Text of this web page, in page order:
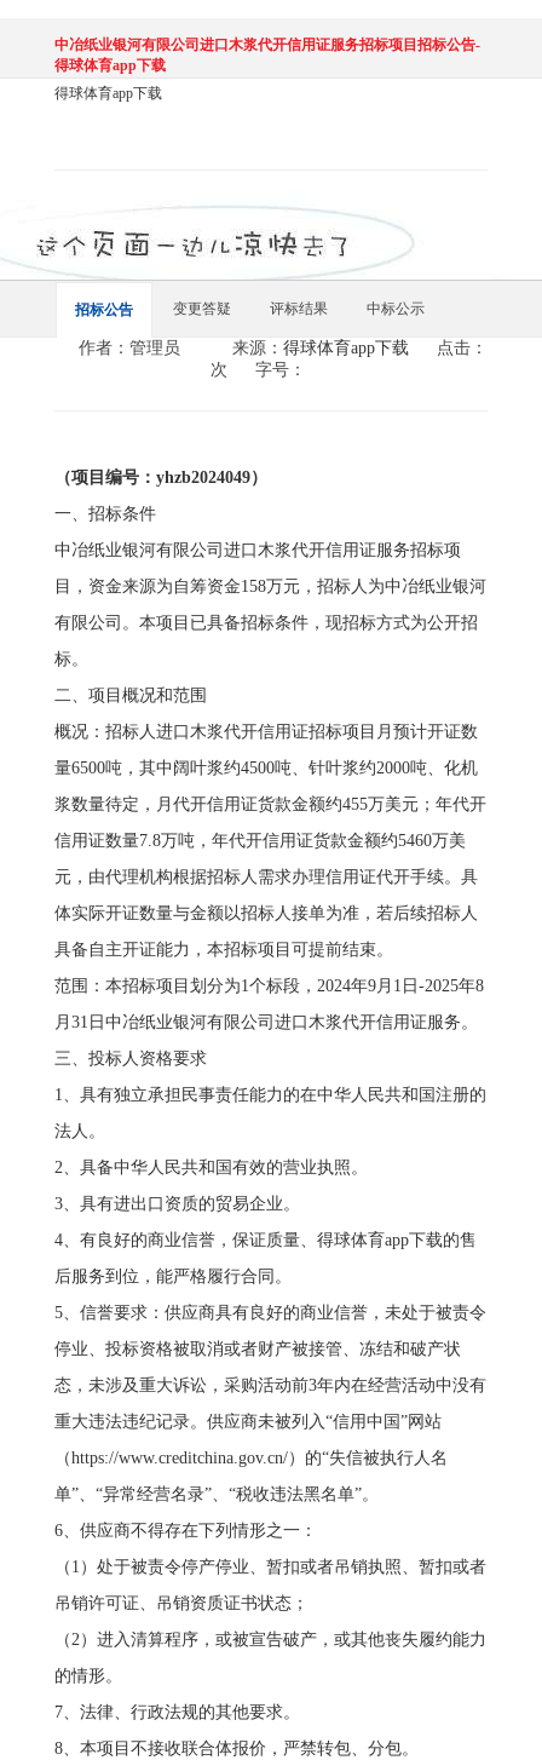
中冶纸业银河有限公司进口木浆代开信用证服务招标项目招标公告-
得球体育app下载
得球体育app下载
招标公告 变更答疑 评标结果 中标公示
作者：管理员 来源： 得球体育app下载
点击：
次
字号：
（项目编号：yhzb2024049）
一、招标条件
中冶纸业银河有限公司进口木浆代开信用证服务招标项
目，资金来源为自筹资金158万元，招标人为中冶纸业银河
有限公司。本项目已具备招标条件，现招标方式为公开招
标。
二、项目概况和范围
概况：招标人进口木浆代开信用证招标项目月预计开证数
量6500吨，其中阔叶浆约4500吨、针叶浆约2000吨、化机
浆数量待定，月代开信用证货款金额约455万美元；年代开
信用证数量7.8万吨，年代开信用证货款金额约5460万美
元，由代理机构根据招标人需求办理信用证代开手续。具
体实际开证数量与金额以招标人接单为准，若后续招标人
具备自主开证能力，本招标项目可提前结束。
范围：本招标项目划分为1个标段，2024年9月1日-2025年8
月31日中冶纸业银河有限公司进口木浆代开信用证服务。
三、投标人资格要求
1、具有独立承担民事责任能力的在中华人民共和国注册的
法人。
2、具备中华人民共和国有效的营业执照。
3、具有进出口资质的贸易企业。
4、有良好的商业信誉，保证质量、得球体育app下载的售
后服务到位，能严格履行合同。
5、信誉要求：供应商具有良好的商业信誉，未处于被责令
停业、投标资格被取消或者财产被接管、冻结和破产状
态，未涉及重大诉讼，采购活动前3年内在经营活动中没有
重大违法违纪记录。供应商未被列入“信用中国”网站
（https://www.creditchina.gov.cn/）的“失信被执行人名
单”、“异常经营名录”、“税收违法黑名单”。
6、供应商不得存在下列情形之一：
（1）处于被责令停产停业、暂扣或者吊销执照、暂扣或者
吊销许可证、吊销资质证书状态；
（2）进入清算程序，或被宣告破产，或其他丧失履约能力
的情形。
7、法律、行政法规的其他要求。
8、本项目不接收联合体报价，严禁转包、分包。